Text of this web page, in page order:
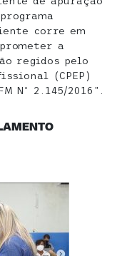
corre em
a
regidos pelo
(CPEP)
Nº 2.145/2016”.